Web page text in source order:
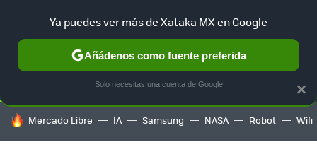
SELECCIÓN GAMING HOME AUTO TERRITORIO
HOY SE HABLA DE
Mercado Libre IA Samsung NASA Robot Wifi
×
Ya puedes ver más de Xataka MX en Google
Añádenos como fuente preferida
Solo necesitas una cuenta de Google